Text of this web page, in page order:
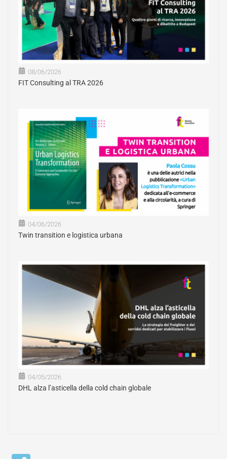
08/06/2026
FIT Consulting al TRA 2026
04/06/2026
Twin transition e logistica urbana
04/05/2026
DHL alza l’asticella della cold chain globale